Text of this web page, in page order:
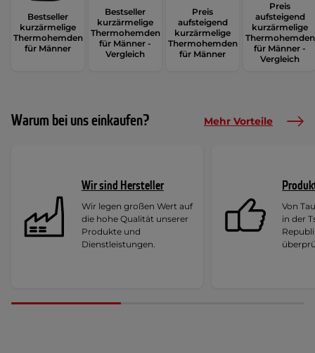
Bestseller
kurzärmelige
Thermohemden
für Männer
Bestseller
kurzärmelige
Thermohemden
für Männer -
Vergleich
Preis
aufsteigend
kurzärmelige
Thermohemden
für Männer
Preis
aufsteigend
kurzärmelige
Thermohemden
für Männer -
Vergleich
Warum bei uns einkaufen? Mehr Vorteile
Wir sind Hersteller
Wir legen großen Wert auf
die hohe Qualität unserer
Produkte und
Dienstleistungen.
Von
in der